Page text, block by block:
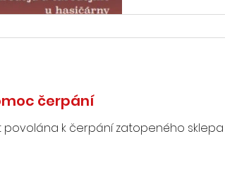
čerpání
povolána k čerpání zatopeného